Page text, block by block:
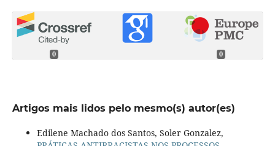
0 0
Artigos mais lidos pelo mesmo(s) autor(es)
Edilene Machado dos Santos, Soler Gonzalez,